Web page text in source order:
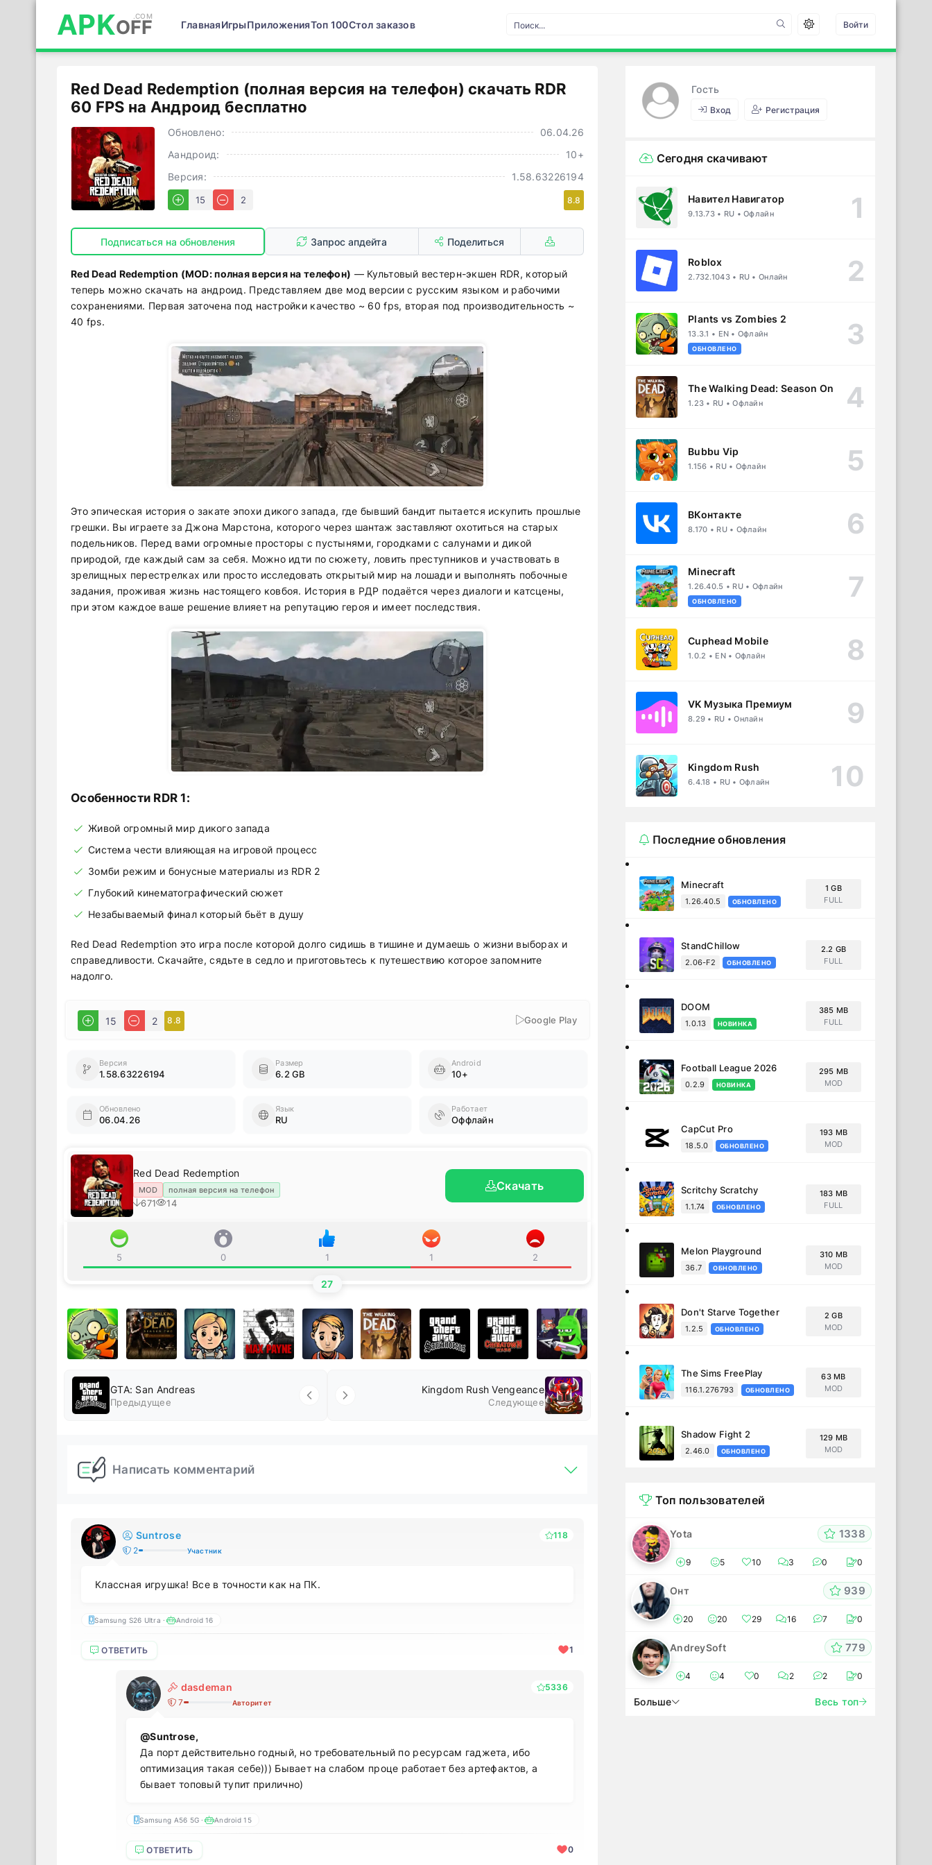
APKOFF ГлавнаяИгрыПриложенияТоп 100Стол заказов Войти
Red Dead Redemption (полная версия на телефон) cкачать RDR
60 FPS на Андроид бесплатно
Обновлено:
06.04.26
Аандроид:
10+
Версия:
1.58.63226194
15 2 8.8
Подписаться на обновления Запрос апдейта Поделиться
Red Dead Redemption (MOD: полная версия на телефон) — Культовый вестерн-экшен RDR, который
теперь можно скачать на андроид. Представляем две мод версии с русским языком и рабочими
сохранениями. Первая заточена под настройки качество ~ 60 fps, вторая под производительность ~
40 fps.
Это эпическая история о закате эпохи дикого запада, где бывший бандит пытается искупить прошлые
грешки. Вы играете за Джона Марстона, которого через шантаж заставляют охотиться на старых
подельников. Перед вами огромные просторы с пустынями, городками с салунами и дикой
природой, где каждый сам за себя. Можно идти по сюжету, ловить преступников и участвовать в
зрелищных перестрелках или просто исследовать открытый мир на лошади и выполнять побочные
задания, проживая жизнь настоящего ковбоя. История в РДР подаётся через диалоги и катсцены,
при этом каждое ваше решение влияет на репутацию героя и имеет последствия.
Особенности RDR 1:
Живой огромный мир дикого запада
Система чести влияющая на игровой процесс
Зомби режим и бонусные материалы из RDR 2
Глубокий кинематографический сюжет
Незабываемый финал который бьёт в душу
Red Dead Redemption это игра после которой долго сидишь в тишине и думаешь о жизни выборах и
справедливости. Скачайте, сядьте в седло и приготовьтесь к путешествию которое запомните
надолго.
15 2 8.8 Google Play
Версия
1.58.63226194
Размер
6.2 GB
Android
10+
Обновлено
06.04.26
Язык
RU
Работает
Оффлайн
Red Dead Redemption
MOD полная версия на телефон
671 14
Скачать
5 0 1 1 2
27
GTA: San Andreas
Предыдущее
Kingdom Rush Vengeance
Следующее
Написать комментарий
Suntrose
118
2
Участник
Классная игрушка! Все в точности как на ПК.
Samsung S26 Ultra · Android 16
ОТВЕТИТЬ 1
dasdeman
5336
7
Авторитет
@Suntrose,
Да порт действительно годный, но требовательный по ресурсам гаджета, ибо
оптимизация такая себе))) Бывает на слабом проце работает без артефактов, а
бывает топовый тупит прилично)
Samsung A56 5G · Android 15
ОТВЕТИТЬ 0
Гость
Вход Регистрация
Сегодня скачивают
Навител Навигатор
9.13.73 • RU • Офлайн
Roblox
2.732.1043 • RU • Онлайн
Plants vs Zombies 2
13.3.1 • EN • Офлайн
ОБНОВЛЕНО
The Walking Dead: Season One
1.23 • RU • Офлайн
Bubbu Vip
1.156 • RU • Офлайн
ВКонтакте
8.170 • RU • Офлайн
Minecraft
1.26.40.5 • RU • Офлайн
ОБНОВЛЕНО
Cuphead Mobile
1.0.2 • EN • Офлайн
VK Музыка Премиум
8.29 • RU • Онлайн
Kingdom Rush
6.4.18 • RU • Офлайн
Последние обновления
Minecraft
1.26.40.5 ОБНОВЛЕНО
1 GB
FULL
StandChillow
2.06-F2 ОБНОВЛЕНО
2.2 GB
FULL
DOOM
1.0.13 НОВИНКА
385 MB
FULL
Football League 2026
0.2.9 НОВИНКА
295 MB
MOD
CapCut Pro
18.5.0 ОБНОВЛЕНО
193 MB
MOD
Scritchy Scratchy
1.1.74 ОБНОВЛЕНО
183 MB
FULL
Melon Playground
36.7 ОБНОВЛЕНО
310 MB
MOD
Don't Starve Together
1.2.5 ОБНОВЛЕНО
2 GB
MOD
The Sims FreePlay
116.1.276793 ОБНОВЛЕНО
63 MB
MOD
Shadow Fight 2
2.46.0 ОБНОВЛЕНО
129 MB
MOD
Топ пользователей
Yota 1338
9 5 10 3 0 0
Онт 939
20 20 29 16 7 0
AndreySoft 779
4 4 0 2 2 0
Больше Весь топ